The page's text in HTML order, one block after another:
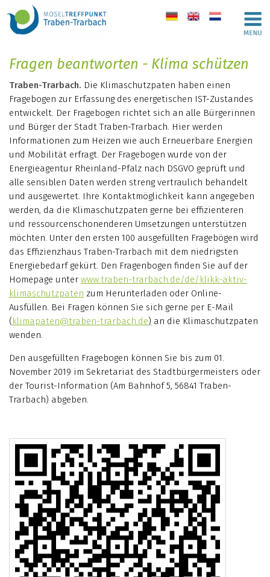
de en nl
Fragen beantworten - Klima schützen
Traben-Trarbach. Die Klimaschutzpaten haben einen
Fragebogen zur Erfassung des energetischen IST-Zustandes
entwickelt. Der Fragebogen richtet sich an alle Bürgerinnen
und Bürger der Stadt Traben-Trarbach. Hier werden
Informationen zum Heizen wie auch Erneuerbare Energien
und Mobilität erfragt. Der Fragebogen wurde von der
Energieagentur Rheinland-Pfalz nach DSGVO geprüft und
alle sensiblen Daten werden streng vertraulich behandelt
und ausgewertet. Ihre Kontaktmöglichkeit kann angegeben
werden, da die Klimaschutzpaten gerne bei effizienteren
und ressourcenschonenderen Umsetzungen unterstützen
möchten. Unter den ersten 100 ausgefüllten Fragebögen wird
das Effizienzhaus Traben-Trarbach mit dem niedrigsten
Energiebedarf gekürt. Den Fragenbogen finden Sie auf der
Homepage unter www.traben-trarbach.de/de/klikk-aktiv-
klimaschutzpaten zum Herunterladen oder Online-
Ausfüllen. Bei Fragen können Sie sich gerne per E-Mail
(klimapaten@traben-trarbach.de) an die Klimaschutzpaten
wenden.
Den ausgefüllten Fragebogen können Sie bis zum 01.
November 2019 im Sekretariat des Stadtbürgermeisters oder
der Tourist-Information (Am Bahnhof 5, 56841 Traben-
Trarbach) abgeben.